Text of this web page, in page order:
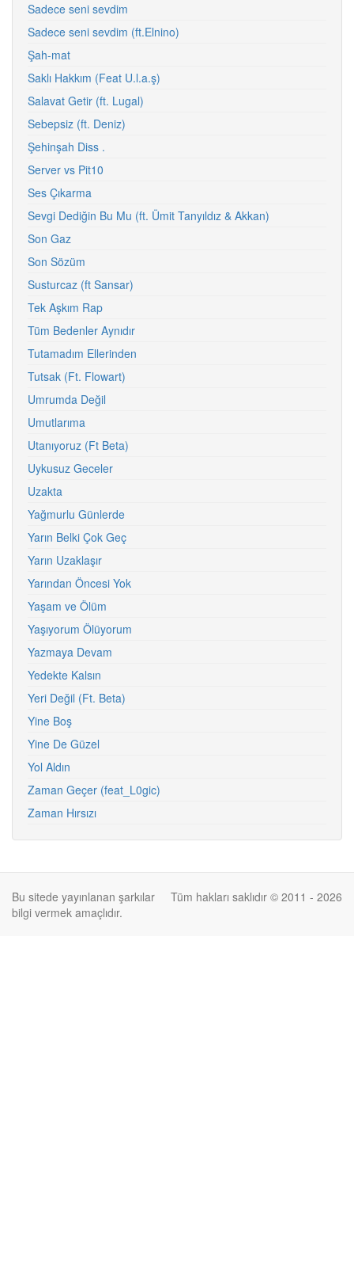
Sadece seni sevdim
Sadece seni sevdim (ft.Elnino)
Şah-mat
Saklı Hakkım (Feat U.l.a.ş)
Salavat Getir (ft. Lugal)
Sebepsiz (ft. Deniz)
Şehinşah Diss .
Server vs Pit10
Ses Çıkarma
Sevgi Dediğin Bu Mu (ft. Ümit Tanyıldız & Akkan)
Son Gaz
Son Sözüm
Susturcaz (ft Sansar)
Tek Aşkım Rap
Tüm Bedenler Aynıdır
Tutamadım Ellerinden
Tutsak (Ft. Flowart)
Umrumda Değil
Umutlarıma
Utanıyoruz (Ft Beta)
Uykusuz Geceler
Uzakta
Yağmurlu Günlerde
Yarın Belki Çok Geç
Yarın Uzaklaşır
Yarından Öncesi Yok
Yaşam ve Ölüm
Yaşıyorum Ölüyorum
Yazmaya Devam
Yedekte Kalsın
Yeri Değil (Ft. Beta)
Yine Boş
Yine De Güzel
Yol Aldın
Zaman Geçer (feat_L0gic)
Zaman Hırsızı
Tüm hakları saklıdır © 2011 - 2026
Bu sitede yayınlanan şarkılar
bilgi vermek amaçlıdır.